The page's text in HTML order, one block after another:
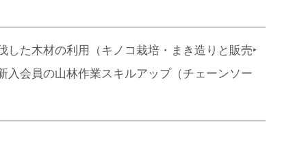
した木材の利用（キノコ栽培・まき造りと販売‣
入会員の山林作業スキルアップ（チェーンソー